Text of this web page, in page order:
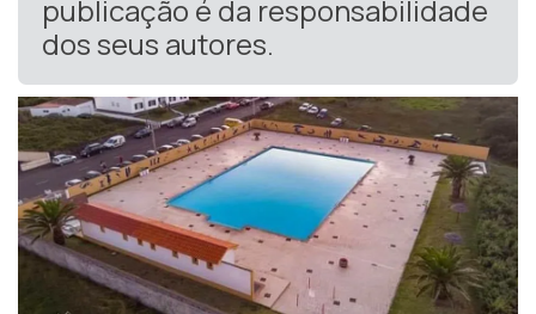
publicação é da responsabilidade
dos seus autores.